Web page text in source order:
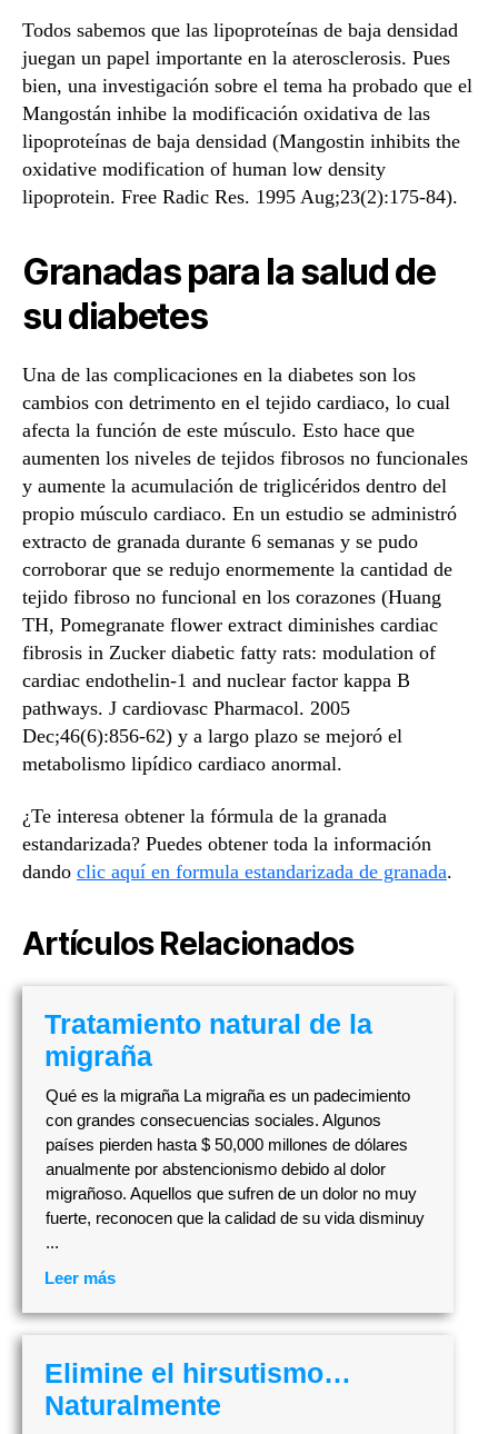
Todos sabemos que las lipoproteínas de baja densidad
juegan un papel importante en la aterosclerosis. Pues
bien, una investigación sobre el tema ha probado que el
Mangostán inhibe la modificación oxidativa de las
lipoproteínas de baja densidad (Mangostin inhibits the
oxidative modification of human low density
lipoprotein. Free Radic Res. 1995 Aug;23(2):175-84).
Granadas para la salud de
su diabetes
Una de las complicaciones en la diabetes son los
cambios con detrimento en el tejido cardiaco, lo cual
afecta la función de este músculo. Esto hace que
aumenten los niveles de tejidos fibrosos no funcionales
y aumente la acumulación de triglicéridos dentro del
propio músculo cardiaco. En un estudio se administró
extracto de granada durante 6 semanas y se pudo
corroborar que se redujo enormemente la cantidad de
tejido fibroso no funcional en los corazones (Huang
TH, Pomegranate flower extract diminishes cardiac
fibrosis in Zucker diabetic fatty rats: modulation of
cardiac endothelin-1 and nuclear factor kappa B
pathways. J cardiovasc Pharmacol. 2005
Dec;46(6):856-62) y a largo plazo se mejoró el
metabolismo lipídico cardiaco anormal.
¿Te interesa obtener la fórmula de la granada
estandarizada? Puedes obtener toda la información
dando clic aquí en formula estandarizada de granada.
Artículos Relacionados
Tratamiento natural de la
migraña
Qué es la migraña La migraña es un padecimiento
con grandes consecuencias sociales. Algunos
países pierden hasta $ 50,000 millones de dólares
anualmente por abstencionismo debido al dolor
migrañoso. Aquellos que sufren de un dolor no muy
fuerte, reconocen que la calidad de su vida disminuy
...
Leer más
Elimine el hirsutismo…
Naturalmente